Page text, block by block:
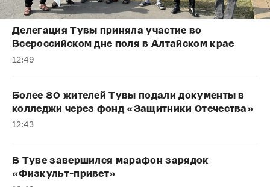
Делегация Тувы приняла участие во
Всероссийском дне поля в Алтайском крае
12:49
Более 80 жителей Тувы подали документы в
колледжи через фонд «Защитники Отечества»
12:43
В Туве завершился марафон зарядок
«Физкульт-привет»